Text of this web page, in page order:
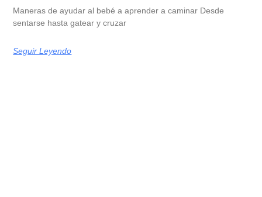
Maneras de ayudar al bebé a aprender a caminar Desde
sentarse hasta gatear y cruzar
Seguir Leyendo